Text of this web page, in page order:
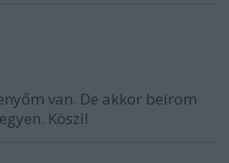
van. De akkor beírom
Köszi!